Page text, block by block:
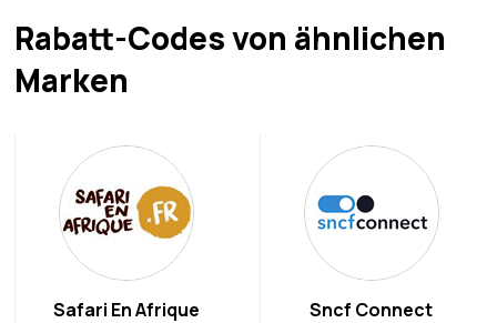
Rabatt-Codes von ähnlichen
Marken
Safari En Afrique
Sncf Connect